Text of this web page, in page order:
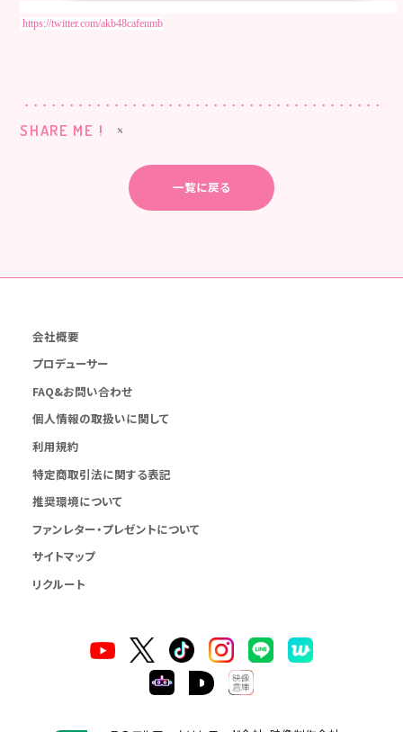
https://twitter.com/akb48cafenmb
SHARE ME !
一覧に戻る
会社概要
プロデューサー
FAQ&お問い合わせ
個人情報の取扱いに関して
利用規約
特定商取引法に関する表記
推奨環境について
ファンレター・プレゼントについて
サイトマップ
リクルート